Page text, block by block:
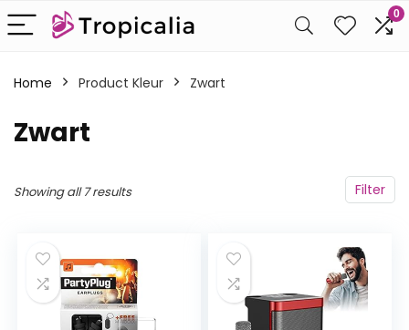
0
Home Product Kleur ‎Zwart
‎Zwart
Filter
Showing all 7 results